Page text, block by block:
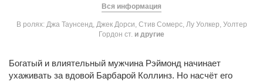
Вся информация
В ролях: Джа Таунсенд, Джек Дорси, Стив Сомерс, Лу Уолкер, Уолтер
Гордон ст. и другие
Богатый и влиятельный мужчина Рэймонд начинает
ухаживать за вдовой Барбарой Коллинз. Но насчёт его